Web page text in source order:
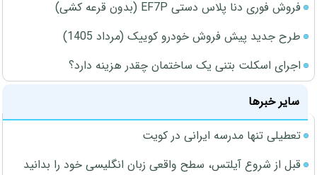
فروش فوری دنا پلاس دستی EF7P (بدون قرعه کشی)
طرح جدید پیش فروش خودرو کوییک (مرداد 1405)
اجرای اسکلت بتنی یک ساختمان چقدر هزینه دارد؟
سایر خبرها
تعطیلی تنها مدرسه ایرانی در کویت
قبل از شروع آیلتس، سطح واقعی زبان انگلیسی خود را بدانید